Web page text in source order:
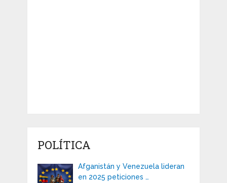
POLÍTICA
Afganistán y Venezuela lideran
en 2025 peticiones …